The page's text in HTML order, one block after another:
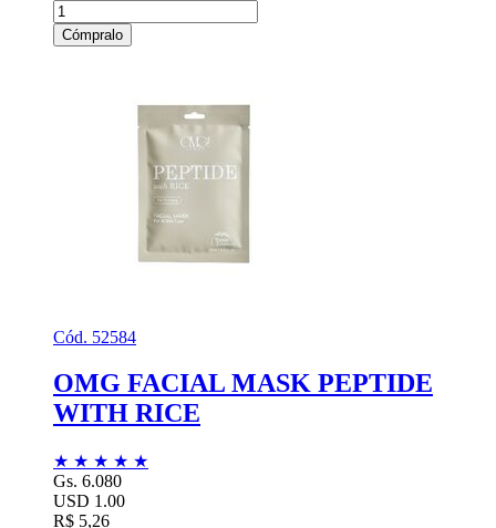
Cómpralo
Cód. 52584
OMG FACIAL MASK PEPTIDE
WITH RICE
★ ★ ★ ★ ★
Gs. 6.080
USD 1.00
R$ 5,26